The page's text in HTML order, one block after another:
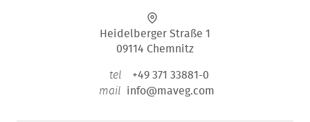
Heidelberger Straße 1
09114 Chemnitz
tel +49 371 33881-0
mail info@maveg.com